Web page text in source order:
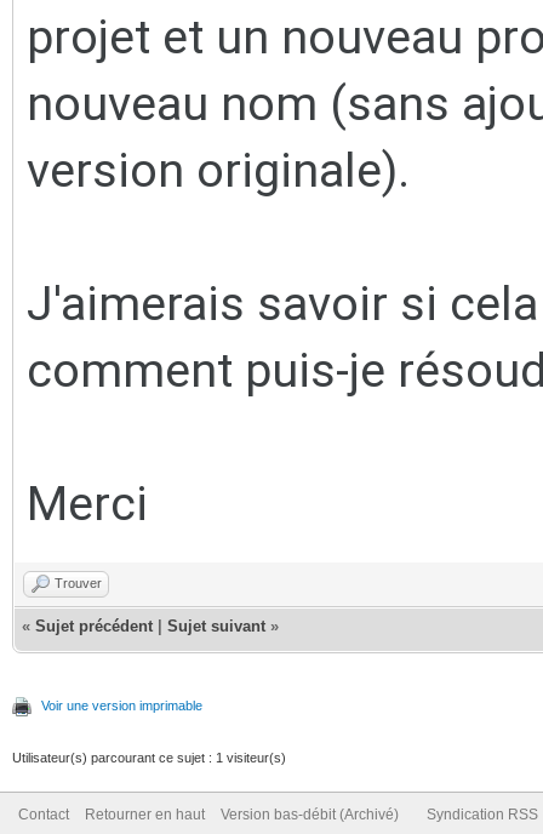
projet et un nouveau
nouveau nom (sans
version originale).
J'aimerais savoir si
comment puis-je
Merci
Trouver
« Sujet précédent Sujet suivant »
Voir une version imprimable
Utilisateur(s) parcourant ce sujet : 1 visiteur(s)
Contact Retourner en haut Version bas-débit (Archivé) Syndication RSS